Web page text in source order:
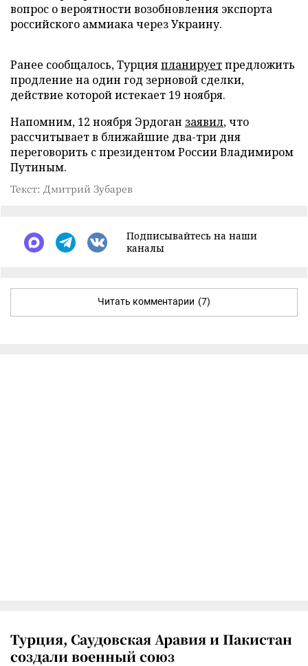
вопрос о вероятности возобновления экспорта
российского аммиака через Украину.
Ранее сообщалось, Турцияпланируетпредложить
продление на один год зерновой сделки,
действие которой истекает 19 ноября.
Напомним, 12 ноября Эрдоган заявил, что
рассчитывает в ближайшие два-три дня
переговорить с президентом России Владимиром
Путиным.
Текст: Дмитрий Зубарев
Подписывайтесь на наши
каналы
Читать комментарии (7)
Турция, Саудовская Аравия и Пакистан
создали военный союз